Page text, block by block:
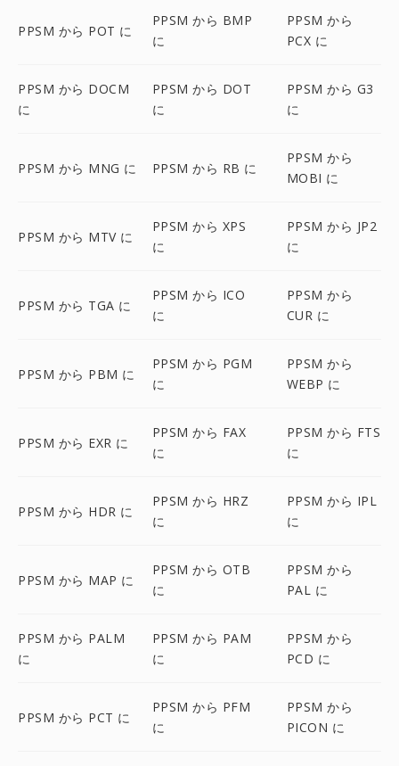
PPSM から POT に
PPSM から BMP
に
PPSM から
PCX に
PPSM から DOCM
に
PPSM から DOT
に
PPSM から G3
に
PPSM から MNG に PPSM から RB に
PPSM から
MOBI に
PPSM から MTV に
PPSM から XPS
に
PPSM から JP2
に
PPSM から TGA に
PPSM から ICO
に
PPSM から
CUR に
PPSM から PBM に
PPSM から PGM
に
PPSM から
WEBP に
PPSM から EXR に
PPSM から FAX
に
PPSM から FTS
に
PPSM から HDR に
PPSM から HRZ
に
PPSM から IPL
に
PPSM から MAP に
PPSM から OTB
に
PPSM から
PAL に
PPSM から PALM
に
PPSM から PAM
に
PPSM から
PCD に
PPSM から PCT に
PPSM から PFM
に
PPSM から
PICON に